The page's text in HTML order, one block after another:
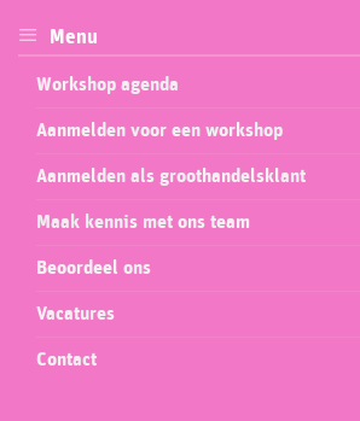
Menu
Workshop agenda
Aanmelden voor een workshop
Aanmelden als groothandelsklant
Maak kennis met ons team
Beoordeel ons
Vacatures
Contact